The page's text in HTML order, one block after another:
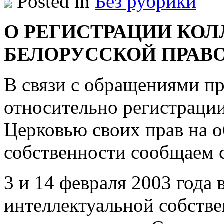
О РЕГИСТРАЦИИ
БЕЛОРУССКОЙ
В связи с обращениями
относительно
Церковью своих прав на
собственности сообщаем
3 и 14 февраля 2003 года
интеллектуальной